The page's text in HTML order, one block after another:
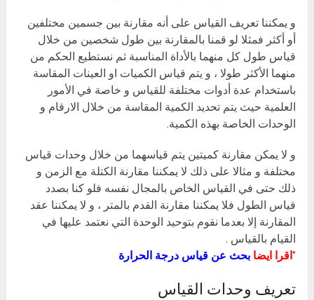
و يمكننا تعريف القياس على أنه مقارنة بين جسمين مختلفين
أو أكثر فمثلا لو قمنا بالمقارنة بين طول شخصين من خلال
قياس طول كل منهما بالأداة المناسبة ثم نستطيع الحكم من
منهما الأكثر طولا ، و يتم قياس الكميات او العينات المقاسة
باستخدام عدة أدوات مختلفة للقياس و خاصة في الأمور
العلمية حيث يتم تحديد الكمية المقاسة من خلال الارقام و
الوحدات الخاصة بهذه الكمية.
و لا يمكن مقارنة كميتين يتم قياسهما من خلال وحدات قياس
مختلفة و مثالا على ذلك لا يمكننا مقارنة الكتلة مع الزمن و
ذلك حتى في القياس الخاص بالمجال نفسه فلو كنا بصدد
قياس الطول فلا يمكننا مقارنة القدم بالمتر ، و لا يمكننا عقد
المقارنة إلا بعدما نقوم بتوحيد الوحدة التي نعتمد عليها في
القيام بالقياس .
*اقرا ايضا بحث عن قياس درجة الحرارة
تعريف وحدات القياس